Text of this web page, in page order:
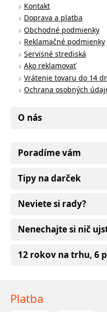
Kontakt
Doprava a platba
Obchodné podmienky
Reklamačné podmienky
Servisné strediská
Ako reklamovať
Vrátenie tovaru do 14
Ochrana osobných
O nás
Poradíme vám
Tipy na darček
Neviete si rady?
Nenechajte si nič
12 rokov na trhu, 6
Platba